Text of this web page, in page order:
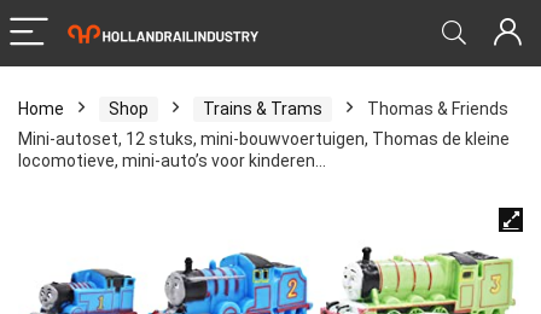
Home Shop Trains & Trams
Thomas & Friends
Mini-autoset, 12 stuks, mini-bouwvoertuigen, Thomas de kleine
locomotieve, mini-auto’s voor kinderen…